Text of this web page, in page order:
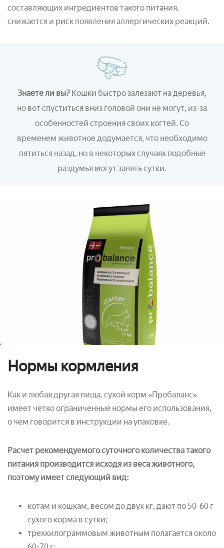
составляющих ингредиентов такого питания,
снижается и риск появления аллергических реакций.
Знаете ли вы? Кошки быстро залезают на деревья,
но вот спуститься вниз головой они не могут, из-за
особенностей строения своих когтей. Со
временем животное додумается, что необходимо
пятиться назад, но в некоторых случаях подобные
раздумья могут занять сутки.
Нормы кормления
Как и любая другая пища, сухой корм «Пробаланс»
имеет четко ограниченные нормы его использования,
о чем говорится в инструкции на упаковке.
Расчет рекомендуемого суточного количества такого
питания производится исходя из веса животного,
поэтому имеет следующий вид:
котам и кошкам, весом до двух кг, дают по 50-60 г
сухого корма в сутки;
трехкилограммовым животным полагается около